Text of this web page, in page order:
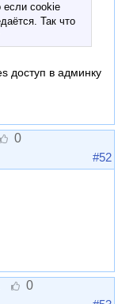
если cookie
Так что
доступ в админку
0
#52
0